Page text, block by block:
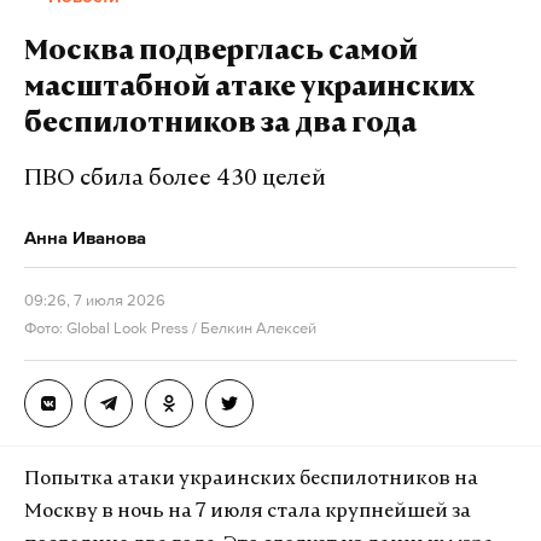
работает там, где тормозит интернет.
А еще мы есть вTelegram ,ДзениVK.
Москва подверглась самой
масштабной атаке украинских
беспилотников за два года
ПВО сбила более 430 целей
Анна Иванова
09:26, 7 июля 2026
Фото: Global Look Press / Белкин Алексей
Попытка атаки украинских беспилотников на
Москву в ночь на 7 июля стала крупнейшей за